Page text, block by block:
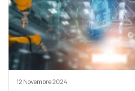
12 Novembre 2024